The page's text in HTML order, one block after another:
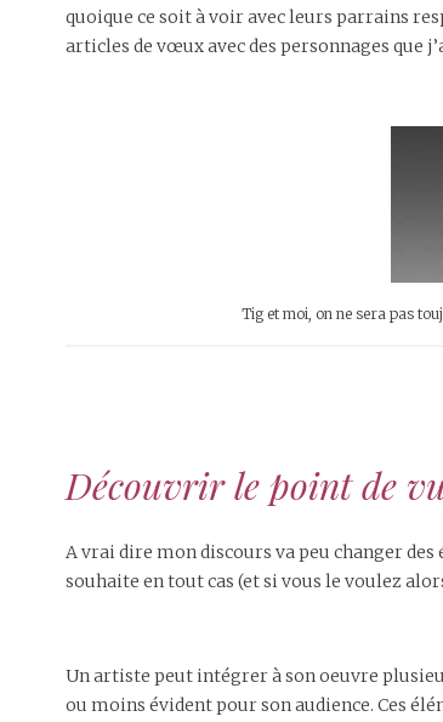
quoique ce soit à voir avec leurs parrains
articles de vœux avec des personnages que
Tig et moi, on ne sera pas
Découvrir le point de
A vrai dire mon discours va peu changer
souhaite en tout cas (et si vous le voulez
Un artiste peut intégrer à son oeuvre
ou moins évident pour son audience. Ces